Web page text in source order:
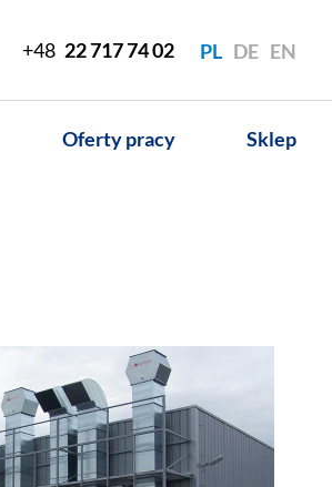
+48 22 717 74 02 PL DE EN
Oferty pracy Sklep